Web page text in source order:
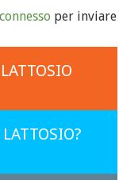
connesso per inviare